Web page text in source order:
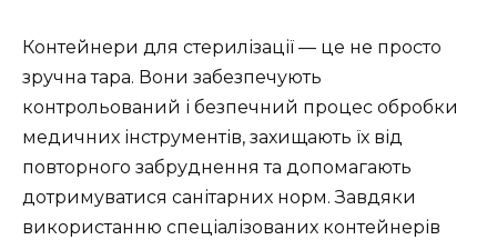
Контейнери для стерилізації — це не просто
зручна тара. Вони забезпечують
контрольований і безпечний процес обробки
медичних інструментів, захищають їх від
повторного забруднення та допомагають
дотримуватися санітарних норм. Завдяки
використанню спеціалізованих контейнерів